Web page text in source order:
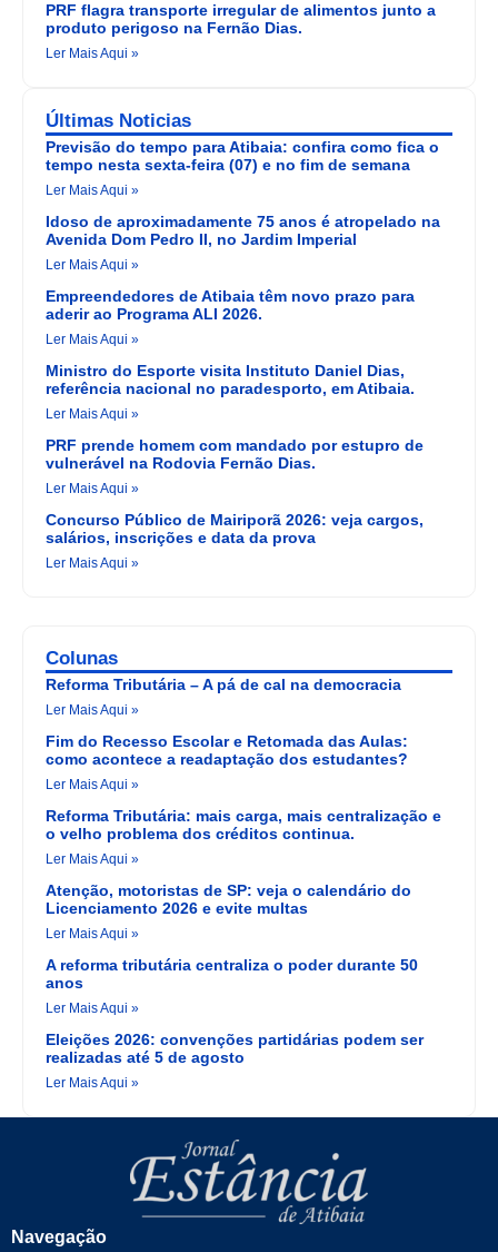
PRF flagra transporte irregular de alimentos junto a
produto perigoso na Fernão Dias.
Ler Mais Aqui »
Últimas Noticias
Previsão do tempo para Atibaia: confira como fica o
tempo nesta sexta-feira (07) e no fim de semana
Ler Mais Aqui »
Idoso de aproximadamente 75 anos é atropelado na
Avenida Dom Pedro II, no Jardim Imperial
Ler Mais Aqui »
Empreendedores de Atibaia têm novo prazo para
aderir ao Programa ALI 2026.
Ler Mais Aqui »
Ministro do Esporte visita Instituto Daniel Dias,
referência nacional no paradesporto, em Atibaia.
Ler Mais Aqui »
PRF prende homem com mandado por estupro de
vulnerável na Rodovia Fernão Dias.
Ler Mais Aqui »
Concurso Público de Mairiporã 2026: veja cargos,
salários, inscrições e data da prova
Ler Mais Aqui »
Colunas
Reforma Tributária – A pá de cal na democracia
Ler Mais Aqui »
Fim do Recesso Escolar e Retomada das Aulas:
como acontece a readaptação dos estudantes?
Ler Mais Aqui »
Reforma Tributária: mais carga, mais centralização e
o velho problema dos créditos continua.
Ler Mais Aqui »
Atenção, motoristas de SP: veja o calendário do
Licenciamento 2026 e evite multas
Ler Mais Aqui »
A reforma tributária centraliza o poder durante 50
anos
Ler Mais Aqui »
Eleições 2026: convenções partidárias podem ser
realizadas até 5 de agosto
Ler Mais Aqui »
Navegação